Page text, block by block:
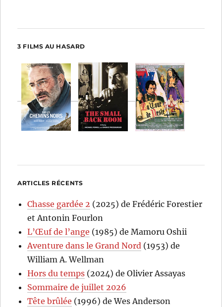
3 FILMS AU HASARD
ARTICLES RÉCENTS
Chasse gardée 2 (2025) de Frédéric Forestier
et Antonin Fourlon
L’Œuf de l’ange (1985) de Mamoru Oshii
Aventure dans le Grand Nord (1953) de
William A. Wellman
Hors du temps (2024) de Olivier Assayas
Sommaire de juillet 2026
Tête brûlée (1996) de Wes Anderson